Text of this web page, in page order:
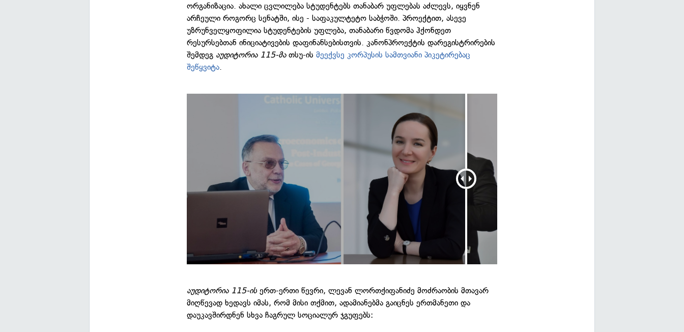
ორგანიზაცია. ახალი ცვლილება სტუდენტებს თანაბარ უფლებას აძლევს, იყვნენ
არჩეული როგორც სენატში, ისე - საფაკულტეტო საბჭოში. პროექტით, ასევე
უზრუნველყოფილია სტუდენტების უფლება, თანაბარი წვდომა ჰქონდეთ
რესურსებთან ინიციატივების დაფინანსებისთვის. კანონპროექტის დარეგისტრირების
შემდეგ აუდიტორია 115-მათსუ-ისმეექვსე კორპუსის სამთვიანი პიკეტირებაც
შეწყვიტა
აუდიტორია 115-ისერთ-ერთი წევრი, ლევან ლორთქიფანიძე მოძრაობის მთავარ
მიღწევად ხედავს იმას, რომ მისი თქმით, ადამიანებმა გაიცნეს ერთმანეთი და
დაუკავშირდნენ სხვა ჩაგრულ სოციალურ ჯგუფებს: